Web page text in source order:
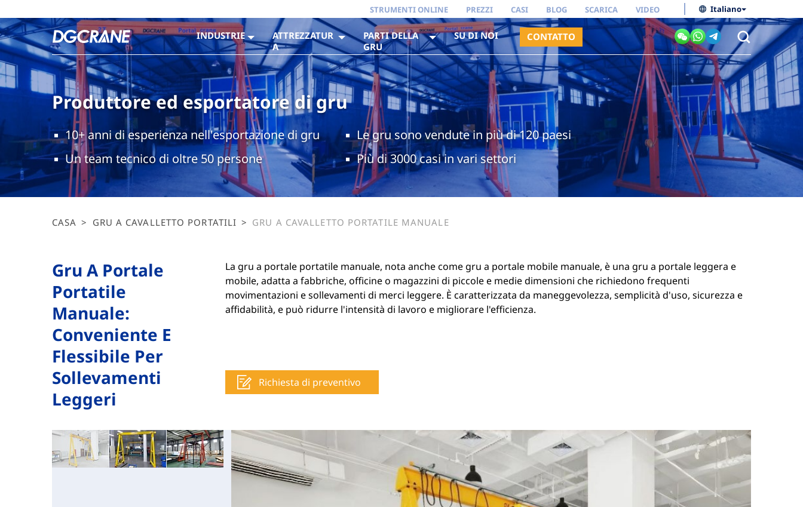
Italiano
STRUMENTI ONLINE PREZZI CASI BLOG SCARICA VIDEO
INDUSTRIE
ATTREZZATUR
A
PARTI DELLA
GRU
SU DI NOI CONTATTO
Produttore ed esportatore di gru
10+ anni di esperienza nell'esportazione di gru
Le gru sono vendute in più di 120 paesi
Un team tecnico di oltre 50 persone
Più di 3000 casi in vari settori
CASA > GRU A CAVALLETTO PORTATILI > GRU A CAVALLETTO PORTATILE MANUALE
Gru A Portale
Portatile
Manuale:
Conveniente E
Flessibile Per
Sollevamenti
Leggeri
La gru a portale portatile manuale, nota anche come gru a portale mobile manuale, è una gru a portale leggera e
mobile, adatta a fabbriche, officine o magazzini di piccole e medie dimensioni che richiedono frequenti
movimentazioni e sollevamenti di merci leggere. È caratterizzata da maneggevolezza, semplicità d'uso, sicurezza e
affidabilità, e può ridurre l'intensità di lavoro e migliorare l'efficienza.
Richiesta di preventivo